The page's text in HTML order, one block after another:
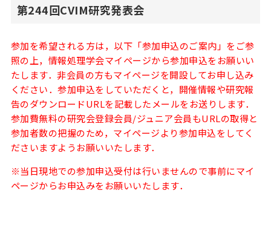
第244回CVIM研究発表会
参加を希望される方は，以下「参加申込のご案内」をご参
照の上，情報処理学会マイページから参加申込をお願いい
たします．非会員の方もマイページを開設してお申し込み
ください．参加申込をしていただくと，開催情報や研究報
告のダウンロードURLを記載したメールをお送りします．
参加費無料の研究会登録会員/ジュニア会員もURLの取得と
参加者数の把握のため，マイページより参加申込をしてく
ださいますようお願いいたします．
※当日現地での参加申込受付は行いませんので事前にマイ
ページからお申込みをお願いいたします．